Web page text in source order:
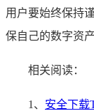
用户要始终保持
保自己的数字资
相关阅读：
1、 安全下载